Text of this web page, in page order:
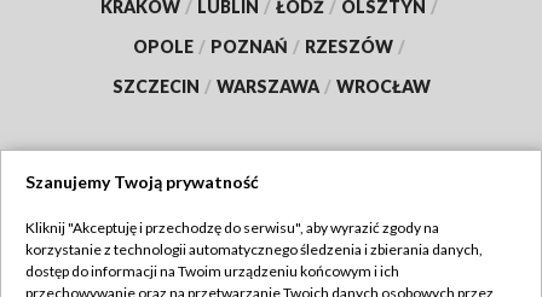
KRAKÓW / LUBLIN / ŁÓDŹ / OLSZTYN /
OPOLE / POZNAŃ / RZESZÓW /
SZCZECIN / WARSZAWA / WROCŁAW
TVP
Szanujemy Twoją prywatność
Kliknij "Akceptuję i przechodzę do serwisu", aby wyrazić zgody na
korzystanie z technologii automatycznego śledzenia i zbierania danych,
dostęp do informacji na Twoim urządzeniu końcowym i ich
przechowywanie oraz na przetwarzanie Twoich danych osobowych przez